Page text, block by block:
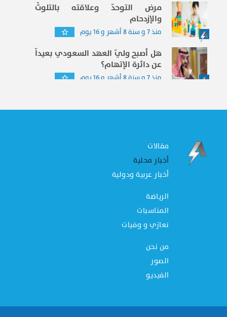
مرض التوحدّ وعلاقته بالتلوثّ
والإزدحام
منذ 7 و سنة 8 أشهر و 16 يوم
هل أصبح وليّ العهد السعودي بعيداّ
عن دائرة الإتهام؟
منذ 7 و سنة 8 أشهر و 16 يوم
مقالات
أخبار محلية
أخبار عربية ودولية
الرياضة
المناسبات
تعازي و وفيات
من نحن
الصور
الفيديو